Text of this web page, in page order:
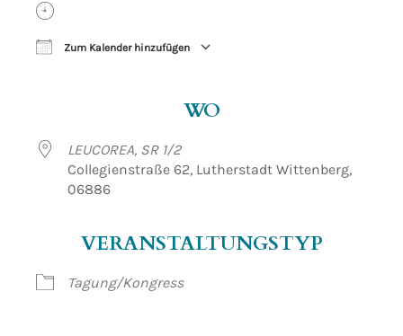
Zum Kalender hinzufügen
WO
LEUCOREA, SR 1/2
Collegienstraße 62, Lutherstadt Wittenberg,
06886
VERANSTALTUNGSTYP
Tagung/Kongress